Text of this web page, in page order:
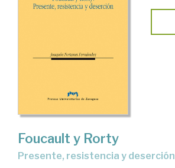
Foucault y Rorty
presente, resistencia y deserción